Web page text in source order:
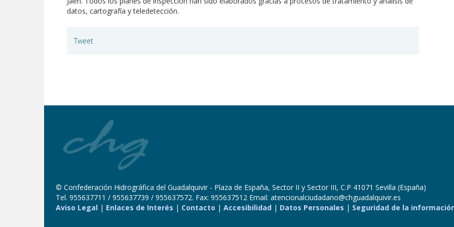
datos, cartografía y teledetección.
Tweet
© Confederación Hidrográfica del Guadalquivir - Plaza de España, Sector II y Sector III, C.P 41071 Sevilla (España)
Tel. 955637711 / 955637739 / 955637572. Fax: 955637512 Email: atencionalciudadano@chguadalquivir.es
Aviso Legal | Enlaces de Interés | Contacto |Accesibilidad | Datos Personales | Seguridad de la